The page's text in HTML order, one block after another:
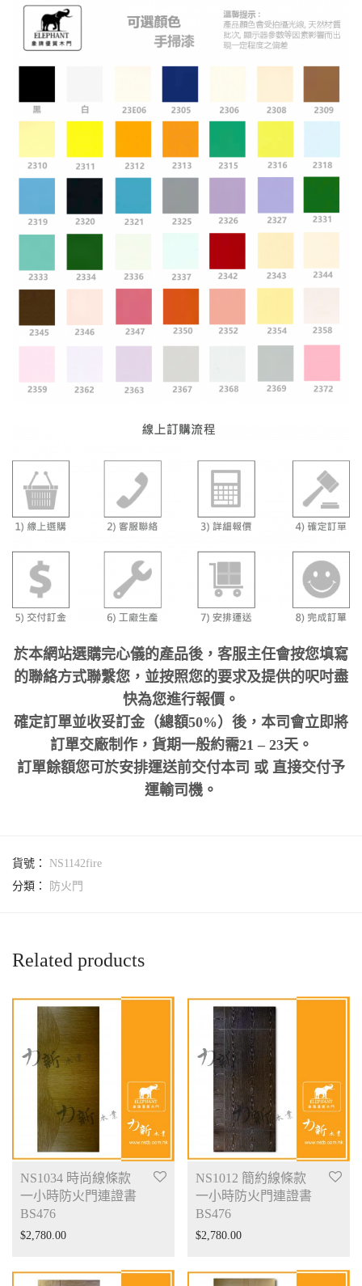
於本網站選購完心儀的產品後，客服主任會按您填寫
的聯絡方式聯繫您，並按照您的要求及提供的呎吋盡
快為您進行報價。
確定訂單並收妥訂金（總額50%）後，本司會立即將
訂單交廠制作，貨期一般約需21 – 23天。
訂單餘額您可於安排運送前交付本司 或 直接交付予
運輸司機。
貨號： NS1142fire
分類：
防火門
Related products
NS1034 時尚線條款
一小時防火門連證書
BS476
$2,780.00
NS1012 簡約線條款
一小時防火門連證書
BS476
$2,780.00